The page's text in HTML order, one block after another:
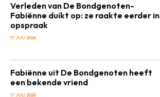
Verleden van De Bondgenoten-
Fabiënne duikt op: ze raakte eerder in
opspraak
17 JULI 2026
Fabiënne uit De Bondgenoten heeft
een bekende vriend
17 JULI 2026